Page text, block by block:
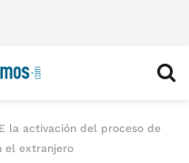
la activación del proceso de
el extranjero